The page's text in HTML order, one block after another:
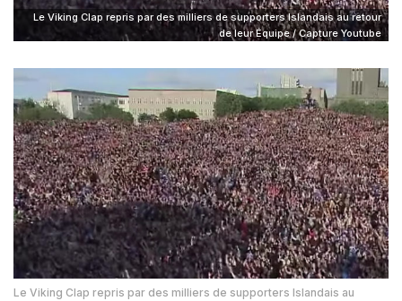
Le Viking Clap repris par des milliers de supporters Islandais au retour
de leur Équipe / Capture Youtube
Le Viking Clap repris par des milliers de supporters Islandais au